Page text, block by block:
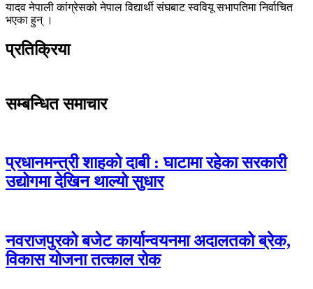
यादव नेपाली कांग्रेसको नेपाल विद्यार्थी संघबाट स्ववियू सभापतिमा निर्वाचित
भएका हुन् ।
प्रतिक्रिया
सम्बन्धित समाचार
प्रधानमन्त्री शाहको दाबी : घाटामा रहेका सरकारी
उद्योगमा देखिन थाल्यो सुधार
नवराजपुरको बजेट कार्यान्वयनमा अदालतको ब्रेक,
विकास योजना तत्काल रोक